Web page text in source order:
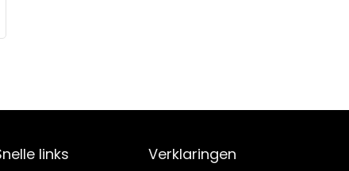
links Verklaringen